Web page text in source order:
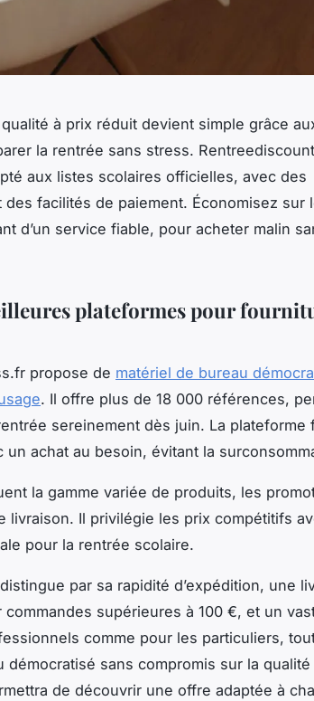
à prix réduit devient simple grâce
la rentrée sans stress.
aux listes scolaires officielles, avec des
facilités de paiement. Économisez sur
d’un service fiable, pour acheter malin
plateformes pour
propose de matériel de bureau
. Il offre plus de 18 000 références,
sereinement dès juin. La plateforme
achat au besoin, évitant la
la gamme variée de produits, les
livraison. Il privilégie les prix compétitifs
pour la rentrée scolaire.
par sa rapidité d’expédition, une
supérieures à 100 €, et un
comme pour les particuliers,
démocratisé sans compromis sur la
de découvrir une offre adaptée à